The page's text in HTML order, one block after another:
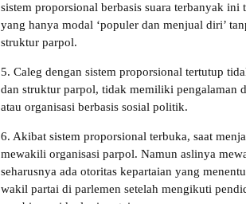
sistem proporsional berbasis suara terbanyak
yang hanya modal ‘populer dan menjual diri’
struktur parpol.
5. Caleg dengan sistem proporsional tertutup
dan struktur parpol, tidak memiliki pengalaman
atau organisasi berbasis sosial politik.
6. Akibat sistem proporsional terbuka, saat
mewakili organisasi parpol. Namun aslinya
seharusnya ada otoritas kepartaian yang
wakil partai di parlemen setelah mengikuti